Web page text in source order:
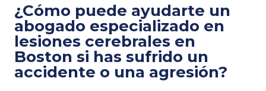
¿Cómo puede ayudarte un
abogado especializado en
lesiones cerebrales en
Boston si has sufrido un
accidente o una agresión?